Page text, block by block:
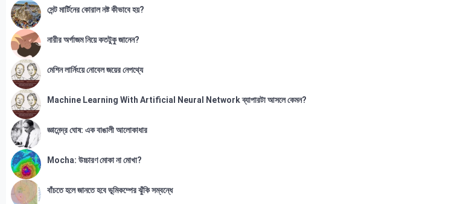
সেন্ট মার্টিনের কোরাল নষ্ট কীভাবে হয়?
নারীর অর্গাজম নিয়ে কতটুকু জানেন?
মেশিন লার্নিংয়ে নোবেল জয়ের নেপথ্যে
Machine Learning With Artificial Neural Network ব্যাপারটা আসলে কেমন?
জ্ঞানেন্দ্র ঘোষ: এক বাঙালী আলোকাধার
Mocha: উচ্চারণ মোকা না মোখা?
বাঁচতে হলে জানতে হবে ভূমিকম্পের ঝুঁকি সম্বন্ধে